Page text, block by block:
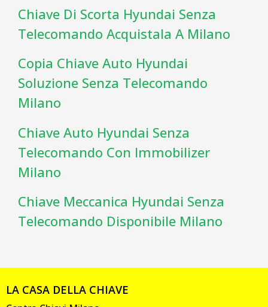
Chiave Di Scorta Hyundai Senza
Telecomando Acquistala A Milano
Copia Chiave Auto Hyundai
Soluzione Senza Telecomando
Milano
Chiave Auto Hyundai Senza
Telecomando Con Immobilizer
Milano
Chiave Meccanica Hyundai Senza
Telecomando Disponibile Milano
LA CASA DELLA CHIAVE